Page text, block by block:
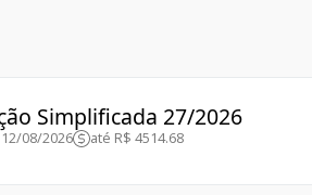
Simplificada 27/2026
08/2026 até R$ 4514.68